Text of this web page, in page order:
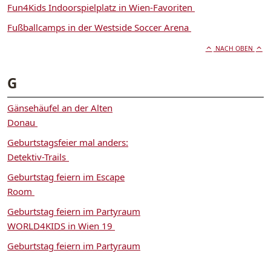
Fun4Kids Indoorspielplatz in Wien-Favoriten
Fußballcamps in der Westside Soccer Arena
NACH OBEN
G
Gänsehäufel an der Alten
Donau
Geburtstagsfeier mal anders:
Detektiv-Trails
Geburtstag feiern im Escape
Room
Geburtstag feiern im Partyraum
WORLD4KIDS in Wien 19
Geburtstag feiern im Partyraum